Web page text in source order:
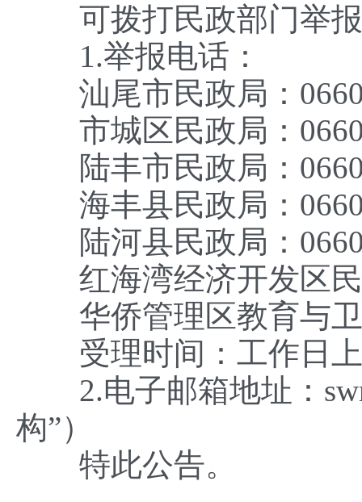
可拨打民政部门举报
1.举报电话：
汕尾市民政局：
市城区民政局：
陆丰市民政局：
海丰县民政局：
陆河县民政局：
红海湾经济开发区民
华侨管理区教育与卫
受理时间：工作日上
2.电子邮箱地址：
构”）
特此公告。